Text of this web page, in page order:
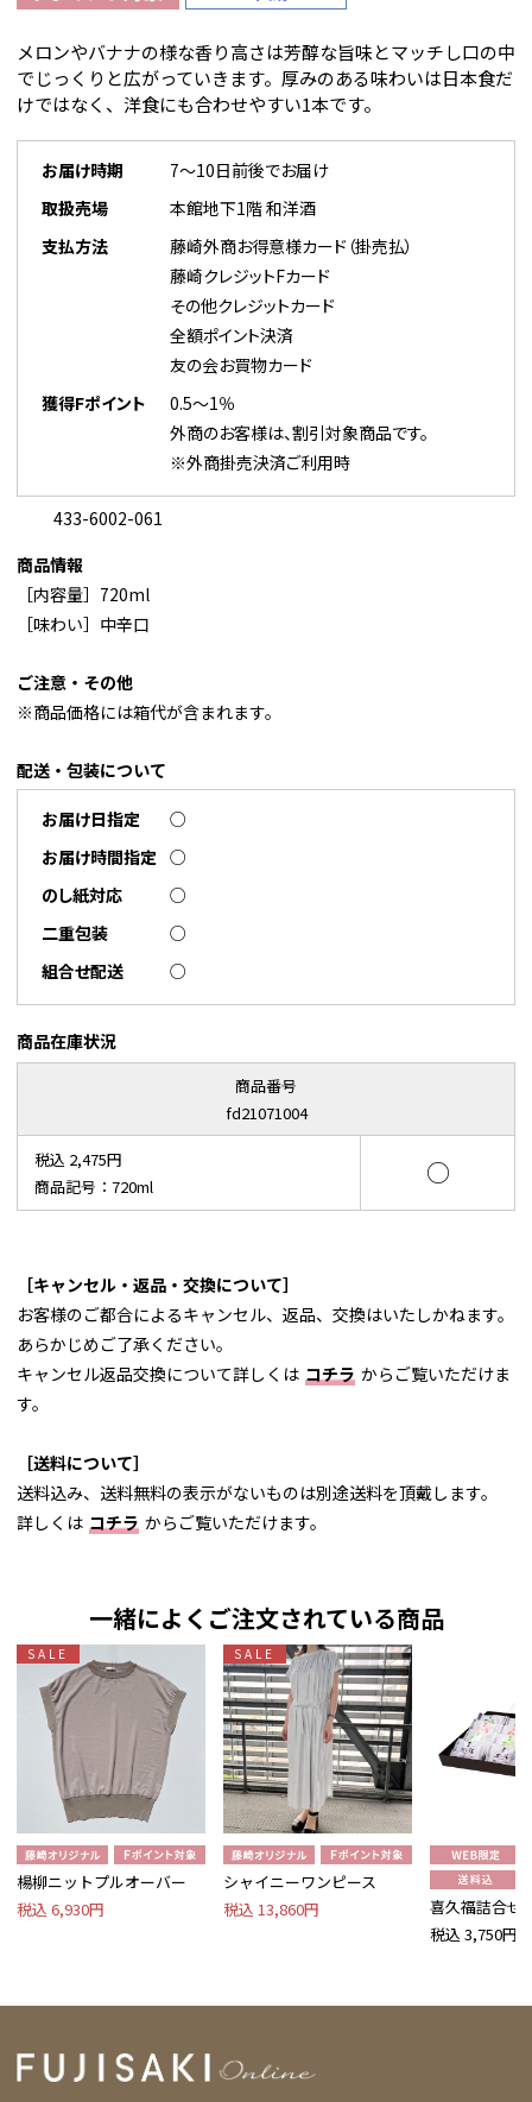
メロンやバナナの様な香り高さは芳醇な旨味とマッチし口の中
でじっくりと広がっていきます。厚みのある味わいは日本食だ
けではなく、洋食にも合わせやすい1本です。
お届け時期
7～10日前後でお届け
取扱売場
本館地下1階 和洋酒
支払方法
藤崎外商お得意様カード（掛売払）
藤崎クレジットFカード
その他クレジットカード
全額ポイント決済
友の会お買物カード
獲得Fポイント
0.5～1％
外商のお客様は、割引対象商品です。
※外商掛売決済ご利用時
433-6002-061
商品情報
［内容量］720ml
［味わい］中辛口
ご注意・その他
※商品価格には箱代が含まれます。
配送・包装について
お届け日指定
○
お届け時間指定 ○
のし紙対応
○
二重包装
○
組合せ配送
○
商品在庫状況
商品番号
fd21071004
税込 2,475円
商品記号：720ml
○
［キャンセル・返品・交換について］
お客様のご都合によるキャンセル、返品、交換はいたしかねます。
あらかじめご了承ください。
キャンセル返品交換について詳しくは コチラ からご覧いただけま
す。
［送料について］
送料込み、送料無料の表示がないものは別途送料を頂戴します。
詳しくは コチラ からご覧いただけます。
一緒によくご注文されている商品
SALE
楊柳ニットプルオーバー
税込 6,930円
SALE
シャイニーワンピース
税込 13,860円
喜久福詰合せ
税込 3,750円